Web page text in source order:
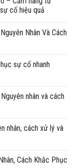
cố hiệu quả
Nhân Và Cách
sự cố nhanh
nhân và cách
nhân, cách xử lý và
Cách Khắc Phục